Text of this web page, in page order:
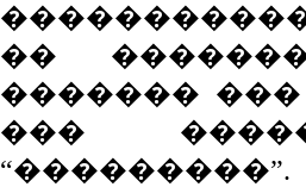
��
�������
���